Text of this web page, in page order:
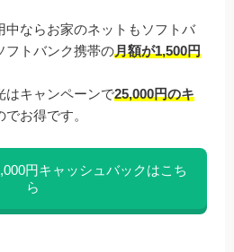
中ならお家のネットもソフトバ
フトバンク携帯の月額が1,500円
はキャンペーンで25,000円のキ
でお得です。
円キャッシュバックはこち
ら